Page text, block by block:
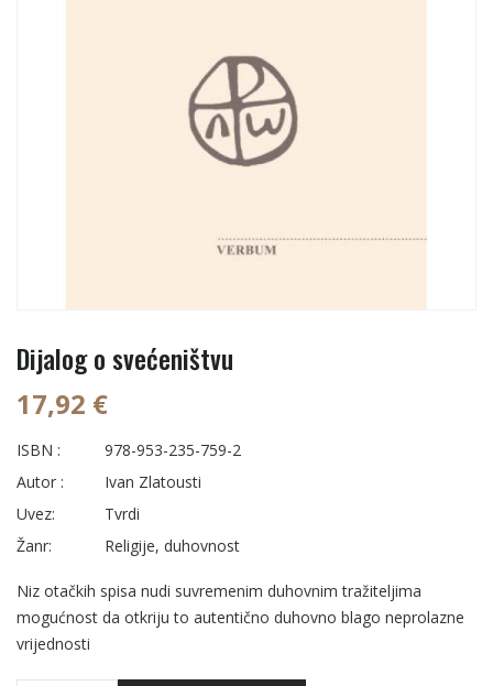
Dijalog o svećeništvu
17,92 €
ISBN :
978-953-235-759-2
Autor :
Ivan Zlatousti
Uvez:
Tvrdi
Žanr:
Religije, duhovnost
Niz otačkih spisa nudi suvremenim duhovnim tražiteljima
mogućnost da otkriju to autentično duhovno blago neprolazne
vrijednosti